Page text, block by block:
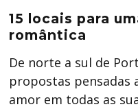
15 locais para
romântica
De norte a sul de
propostas pensadas
amor em todas as